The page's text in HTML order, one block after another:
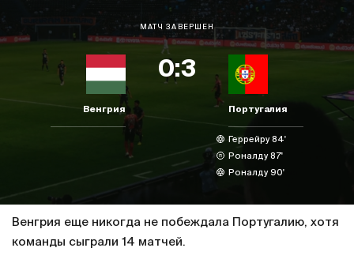
МАТЧ ЗАВЕРШЕН
Венгрия
0:3
Португалия
Геррейру 84'
Роналду 87'
Роналду 90'
Венгрия еще никогда не побеждала Португалию, хотя
команды сыграли 14 матчей.